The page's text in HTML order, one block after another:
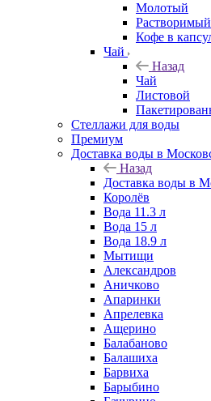
Молотый
Растворимый
Кофе в
Чай
Назад
Чай
Листовой
Стеллажи для воды
Премиум
Доставка воды в
Назад
Доставка воды в
Королёв
Вода 11.3 л
Вода 15 л
Вода 18.9 л
Мытищи
Александров
Аничково
Апаринки
Апрелевка
Ащерино
Балабаново
Балашиха
Барвиха
Барыбино